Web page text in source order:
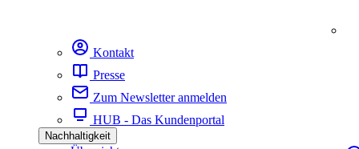
Kontakt
Presse
Zum Newsletter anmelden
HUB - Das Kundenportal
Nachhaltigkeit